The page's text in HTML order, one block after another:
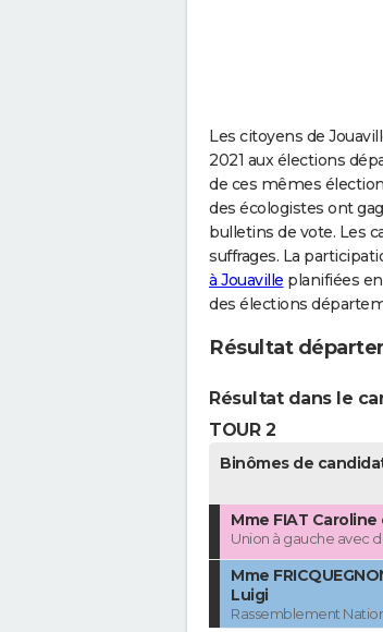
Les citoyens de
2021 aux élections
de ces mêmes
des écologistes ont
bulletins de vote. Les
suffrages. La
à Jouaville planifiées
des élections
Résultat
Résultat dans le
TOUR 2
Binômes de
Mme FIAT Caroline
Union à gauche avec
Mme
Luigi
Rassemblement